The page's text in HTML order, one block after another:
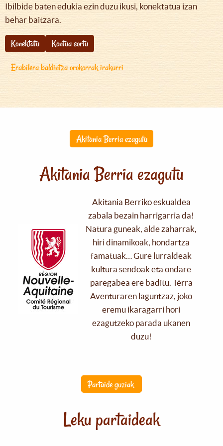
Ibilbide baten edukia ezin duzu ikusi, konektatua izan
behar baitzara.
Konektatu
Kontua sortu
Erabilera baldintza orokorrak irakurri
Akitania Berria ezagutu
Akitania Berria ezagutu
Akitania Berriko eskualdea
zabala bezain harrigarria da!
Natura guneak, alde zaharrak,
hiri dinamikoak, hondartza
famatuak… Gure lurraldeak
kultura sendoak eta ondare
paregabea ere baditu. Tèrra
Aventuraren laguntzaz, joko
eremu ikaragarri hori
ezagutzeko parada ukanen
duzu!
Partaide guziak
Leku partaideak